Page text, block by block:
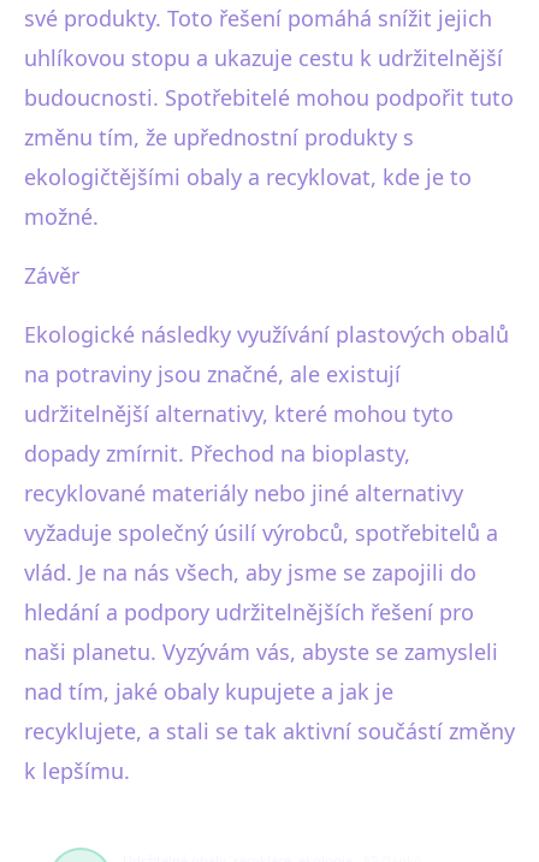
své produkty. Toto řešení pomáhá snížit jejich
uhlíkovou stopu a ukazuje cestu k udržitelnější
budoucnosti. Spotřebitelé mohou podpořit tuto
změnu tím, že upřednostní produkty s
ekologičtějšími obaly a recyklovat, kde je to
možné.
Závěr
Ekologické následky využívání plastových obalů
na potraviny jsou značné, ale existují
udržitelnější alternativy, které mohou tyto
dopady zmírnit. Přechod na bioplasty,
recyklované materiály nebo jiné alternativy
vyžaduje společný úsilí výrobců, spotřebitelů a
vlád. Je na nás všech, aby jsme se zapojili do
hledání a podpory udržitelnějších řešení pro
naši planetu. Vyzývám vás, abyste se zamysleli
nad tím, jaké obaly kupujete a jak je
recyklujete, a stali se tak aktivní součástí změny
k lepšímu.